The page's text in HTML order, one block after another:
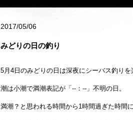
2017/05/06
みどりの日の釣り
5月4日のみどりの日は深夜にシーバス釣りを
潮は小潮で満潮表記が「--：--」不明の日。
満潮？と思われる時間から1時間過ぎた時間